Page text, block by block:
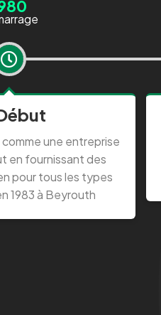
une entreprise
en fournissant des
pour tous les types
1983 à Beyrouth